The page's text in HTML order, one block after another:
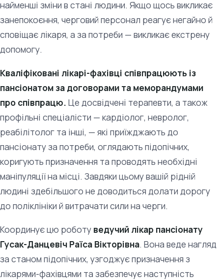
найменші зміни в стані людини. Якщо щось викликає
занепокоєння, черговий персонал реагує негайно й
сповіщає лікаря, а за потреби — викликає екстрену
допомогу.
Кваліфіковані лікарі-фахівці співпрацюють із
пансіонатом за договорами та меморандумами
про співпрацю. Це досвідчені терапевти, а також
профільні спеціалісти — кардіолог, невролог,
реабілітолог та інші, — які приїжджають до
пансіонату за потреби, оглядають підопічних,
коригують призначення та проводять необхідні
маніпуляції на місці. Завдяки цьому вашій рідній
людині здебільшого не доводиться долати дорогу
до поліклініки й витрачати сили на черги.
Координує цю роботу ведучий лікар пансіонату
Гусак-Данцевіч Раїса Вікторівна. Вона веде нагляд
за станом підопічних, узгоджує призначення з
лікарями-фахівцями та забезпечує наступність